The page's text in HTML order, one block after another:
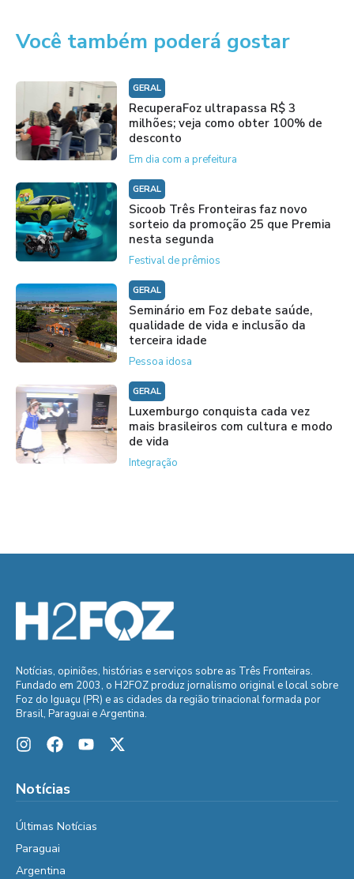
Você também poderá gostar
GERAL
RecuperaFoz ultrapassa R$ 3
milhões; veja como obter 100% de
desconto
Em dia com a prefeitura
GERAL
Sicoob Três Fronteiras faz novo
sorteio da promoção 25 que Premia
nesta segunda
Festival de prêmios
GERAL
Seminário em Foz debate saúde,
qualidade de vida e inclusão da
terceira idade
Pessoa idosa
GERAL
Luxemburgo conquista cada vez
mais brasileiros com cultura e modo
de vida
Integração
Notícias, opiniões, histórias e serviços sobre as Três Fronteiras.
Fundado em 2003, o H2FOZ produz jornalismo original e local sobre
Foz do Iguaçu (PR) e as cidades da região trinacional formada por
Brasil, Paraguai e Argentina.
Notícias
Últimas Notícias
Paraguai
Argentina